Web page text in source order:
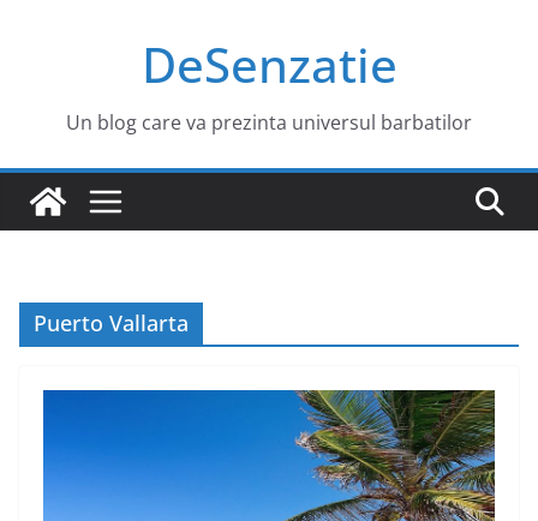
DeSenzatie
Un blog care va prezinta universul barbatilor
Puerto Vallarta